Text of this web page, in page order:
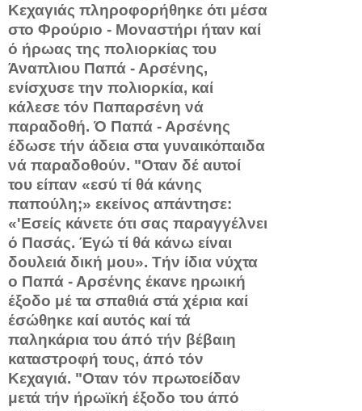
Κεχαγιάς πληροφορήθηκε ότι μέσα
στο Φρούριο - Μοναστήρι ήταν καί
ό ήρωας της πολιορκίας του
Άναπλιου Παπά - Αρσένης,
ενίσχυσε την πολιορκία, καί
κάλεσε τόν Παπαρσένη νά
παραδοθή. Ό Πα­πά - Αρσένης
έδωσε τήν άδεια στα γυναικόπαιδα
νά παραδοθούν. "Οταν δέ αυτοί
του είπαν «εσύ τί θά κάνης
παπούλη;» εκείνος α­πάντησε:
«'Εσείς κάνετε ότι σας παραγγέλνει
ό Πασάς. Έγώ τί θά κάνω είναι
δουλειά δική μου». Τήν ίδια νύχτα
ο Παπά - Αρ­σένης έκανε ηρωική
έξοδο μέ τα σπαθιά στά χέρια καί
έσώθηκε καί αυτός καί τά
παληκάρια του άπό τήν βέβαιη
καταστροφή τους, άπό τόν
Κεχαγιά. "Οταν τόν πρωτοείδαν
μετά τήν ήρωϊκή έξοδο του άπό